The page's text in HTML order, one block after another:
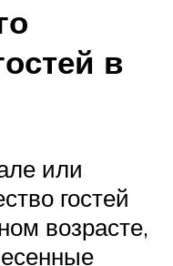
в
или
гостей
возрасте,